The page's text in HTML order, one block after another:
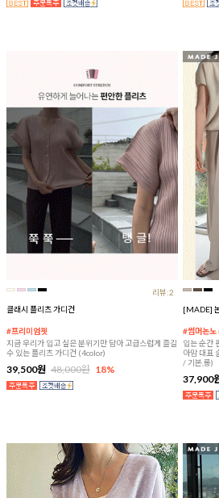
리뷰:2
클래시 플리츠 가디건
#프리미엄핏
지금 우리가 입고 싶은 분위기만 담아 고급스럽게 즐길
수 있는 플리츠 가디건 (4color)
39,500원 48,000원 18%
[MADE]
#썸머논
입는 순간
아맘 대표
/ 기본,롱)
37,900